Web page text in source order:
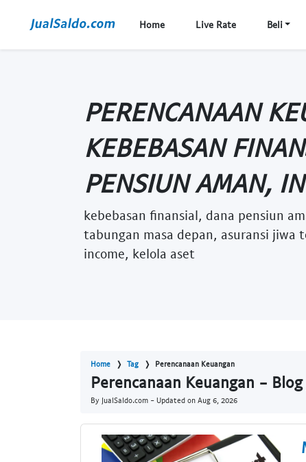
Home Live Rate Beli
PERENCANAAN
KEBEBASAN
PENSIUN AMAN,
kebebasan finansial, dana pensiun
tabungan masa depan, asuransi jiwa
income, kelola aset
Home Tag Perencanaan Keuangan
Perencanaan Keuangan -
By JualSaldo.com - Updated on Aug 6, 2026